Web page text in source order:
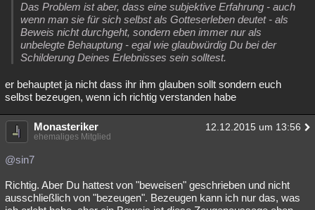
Das Problem ist aber, dass eine subjektive Erfahrung - auch
wenn man sie für sich selbst als Gotteserleben deutet - als
Beweis nicht durchgeht, sondern eben immer nur als
unbelegte Behauptung - egal wie glaubwürdig Du bei der
Schilderung Deines Erlebnisses sein solltest.
er behauptet ja nicht dass ihr ihm glauben sollt sondern euch
selbst bezeugen, wenn ich richtig verstanden habe
Monasteriker 12.12.2015 um 13:56
ehemaliges Mitglied
@sin7
Richtig. Aber Du hattest von "beweisen" geschrieben und nicht
ausschließlich von "bezeugen". Bezeugen kann ich nur das, was